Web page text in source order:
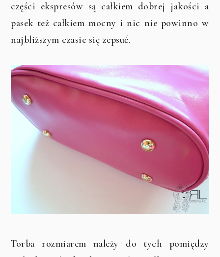
części ekspresów są całkiem dobrej jakości a
pasek też całkiem mocny i nic nie powinno w
najbliższym czasie się zepsuć.
Torba rozmiarem należy do tych pomiędzy